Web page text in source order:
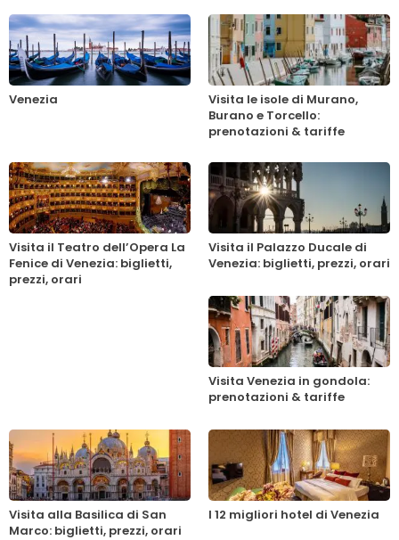
Venezia
Visita le isole di Murano,
Burano e Torcello:
prenotazioni & tariffe
Visita il Teatro dell’Opera La
Fenice di Venezia: biglietti,
prezzi, orari
Visita il Palazzo Ducale di
Venezia: biglietti, prezzi, orari
Visita Venezia in gondola:
prenotazioni & tariffe
Visita alla Basilica di San
Marco: biglietti, prezzi, orari
I 12 migliori hotel di Venezia